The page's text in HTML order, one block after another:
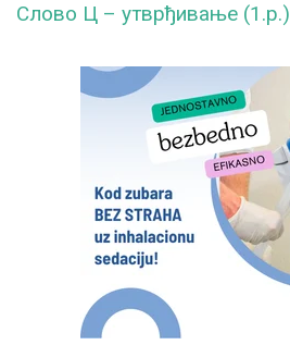
Слово Ц – утврђивање (1.р.)